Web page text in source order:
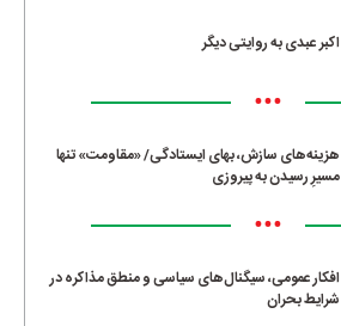
اکبر عبدی به روایتی دیگر
•••
هزینه‌های سازش، بهای ایستادگی/ «مقاومت» تنها
مسیرِ رسیدن به پیروزی
•••
افکار عمومی، سیگنال‌های سیاسی و منطق مذاکره در
شرایط بحران